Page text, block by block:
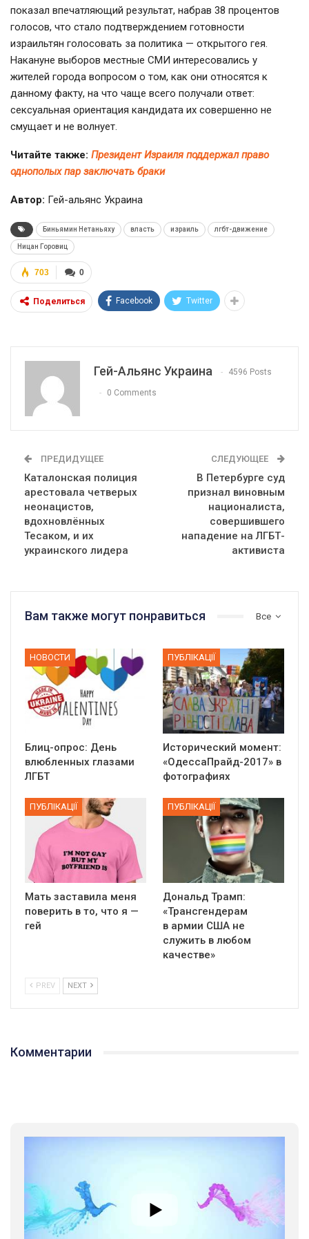
показал впечатляющий результат, набрав 38 процентов
голосов, что стало подтверждением готовности
израильтян голосовать за политика — открытого гея.
Накануне выборов местные СМИ интересовались у
жителей города вопросом о том, как они относятся к
данному факту, на что чаще всего получали ответ:
сексуальная ориентация кандидата их совершенно не
смущает и не волнует.
Читайте также: Президент Израиля поддержал право
однополых пар заключать браки
Автор: Гей-альянс Украина
Биньямин Нетаньяху власть израиль лгбт-движение
Ницан Горовиц
0
703
Поделиться Facebook Twitter
Гей-Альянс Украина 4596 Posts
0 Comments
ПРЕДИДУЩЕЕ
Каталонская полиция
арестовала четверых
неонацистов,
вдохновлённых
Тесаком, и их
украинского лидера
СЛЕДУЮЩЕЕ
В Петербурге суд
признал виновным
националиста,
совершившего
нападение на ЛГБТ-
активиста
Все
Вам также могут понравиться
НОВОСТИ
Блиц-опрос: День
влюбленных глазами
ЛГБТ
ПУБЛІКАЦІЇ
Исторический момент:
«ОдессаПрайд-2017» в
фотографиях
ПУБЛІКАЦІЇ
Мать заставила меня
поверить в то, что я —
гей
ПУБЛІКАЦІЇ
Дональд Трамп:
«Трансгендерам
в армии США не
служить в любом
качестве»
PREV NEXT
Комментарии
ГАУ є в 16 областях України.